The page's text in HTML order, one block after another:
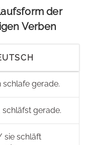
der
Verben
schlafe gerade.
schläfst gerade.
sie schläft